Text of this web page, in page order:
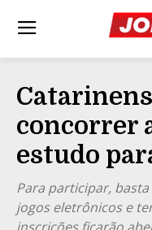
concorrer
estudo
Para participar,
jogos eletrônicos e
inscrições ficarão